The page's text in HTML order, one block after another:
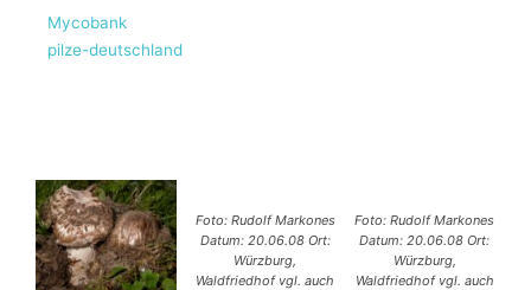
Mycobank
pilze-deutschland
Foto: Rudolf Markones
Datum: 20.06.08 Ort:
Würzburg,
Waldfriedhof vgl. auch
Foto: Rudolf Markones
Datum: 20.06.08 Ort:
Würzburg,
Waldfriedhof vgl. auch